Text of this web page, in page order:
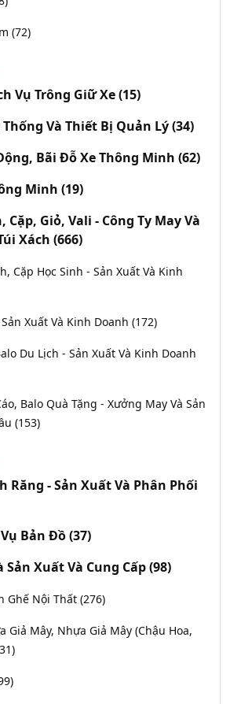
(72)
Vụ Trông Giữ Xe(15)
Thống Và Thiết Bị Quản Lý(34)
Bãi Đỗ Xe Thông Minh (62)
Minh (19)
Cặp, Giỏ, Vali - Công Ty May Và
Xách (666)
Cặp Học Sinh - Sản Xuất Và Kinh
Xuất Và Kinh Doanh (172)
Du Lịch - Sản Xuất Và Kinh Doanh
Balo Quà Tặng - Xưởng May Và Sản
(153)
Răng - Sản Xuất Và Phân Phối
Bản Đồ(37)
Sản Xuất Và Cung Cấp(98)
Ghế Nội Thất (276)
Giả Mây, Nhựa Giả Mây (chậu Hoa,